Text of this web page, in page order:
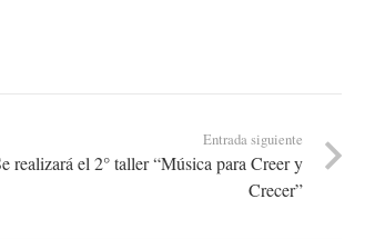
Entrada siguiente
realizará el 2° taller “Música para Creer y
Crecer”